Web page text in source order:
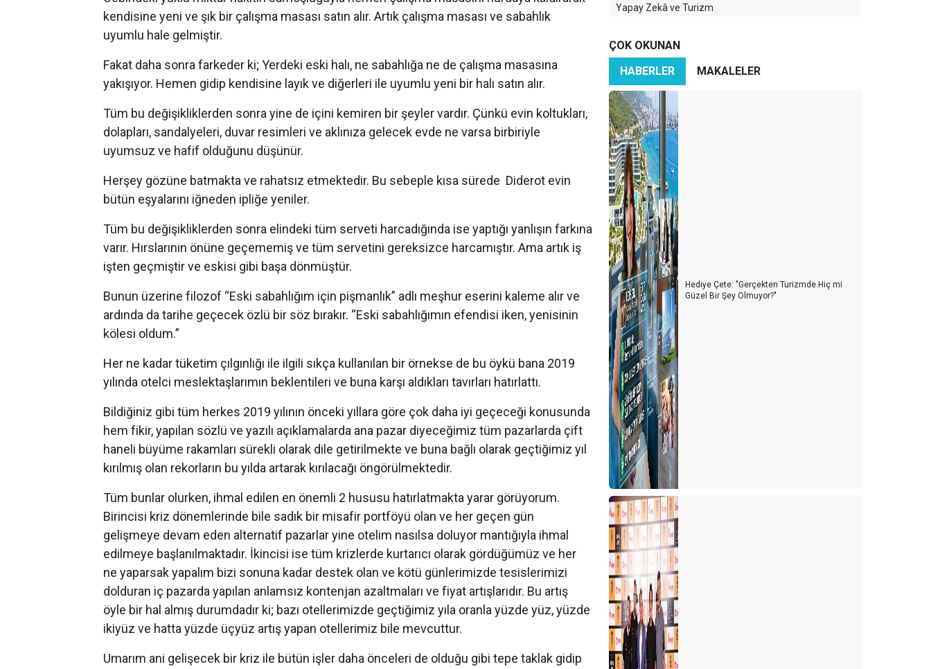
kendisine yeni ve şık bir çalışma masası satın alır. Artık çalışma masası ve sabahlık
uyumlu hale gelmiştir.
Fakat daha sonra farkeder ki; Yerdeki eski halı, ne sabahlığa ne de çalışma masasına
yakışıyor. Hemen gidip kendisine layık ve diğerleri ile uyumlu yeni bir halı satın alır.
Tüm bu değişikliklerden sonra yine de içini kemiren bir şeyler vardır. Çünkü evin koltukları,
dolapları, sandalyeleri, duvar resimleri ve aklınıza gelecek evde ne varsa birbiriyle
uyumsuz ve hafif olduğunu düşünür.
Herşey gözüne batmakta ve rahatsız etmektedir. Bu sebeple kısa sürede Diderot evin
bütün eşyalarını iğneden ipliğe yeniler.
Tüm bu değişikliklerden sonra elindeki tüm serveti harcadığında ise yaptığı yanlışın farkına
varır. Hırslarının önüne geçememiş ve tüm servetini gereksizce harcamıştır. Ama artık iş
işten geçmiştir ve eskisi gibi başa dönmüştür.
Bunun üzerine filozof “Eski sabahlığım için pişmanlık” adlı meşhur eserini kaleme alır ve
ardında da tarihe geçecek özlü bir söz bırakır. “Eski sabahlığımın efendisi iken, yenisinin
kölesi oldum.”
Her ne kadar tüketim çılgınlığı ile ilgili sıkça kullanılan bir örnekse de bu öykü bana 2019
yılında otelci meslektaşlarımın beklentileri ve buna karşı aldıkları tavırları hatırlattı.
Bildiğiniz gibi tüm herkes 2019 yılının önceki yıllara göre çok daha iyi geçeceği konusunda
hem fikir, yapılan sözlü ve yazılı açıklamalarda ana pazar diyeceğimiz tüm pazarlarda çift
haneli büyüme rakamları sürekli olarak dile getirilmekte ve buna bağlı olarak geçtiğimiz yıl
kırılmış olan rekorların bu yılda artarak kırılacağı öngörülmektedir.
Tüm bunlar olurken, ihmal edilen en önemli 2 hususu hatırlatmakta yarar görüyorum.
Birincisi kriz dönemlerinde bile sadık bir misafir portföyü olan ve her geçen gün
gelişmeye devam eden alternatif pazarlar yine otelim nasılsa doluyor mantığıyla ihmal
edilmeye başlanılmaktadır. İkincisi ise tüm krizlerde kurtarıcı olarak gördüğümüz ve her
ne yaparsak yapalım bizi sonuna kadar destek olan ve kötü günlerimizde tesislerimizi
dolduran iç pazarda yapılan anlamsız kontenjan azaltmaları ve fiyat artışlarıdır. Bu artış
öyle bir hal almış durumdadır ki; bazı otellerimizde geçtiğimiz yıla oranla yüzde yüz, yüzde
ikiyüz ve hatta yüzde üçyüz artış yapan otellerimiz bile mevcuttur.
Umarım ani gelişecek bir kriz ile bütün işler daha önceleri de olduğu gibi tepe taklak gidip
Yapay Zekâ ve Turizm
Bir Yaklaşım
OTELLERDE SÜRDÜRÜLEBİLİRLİK
Tarsus Turizm Çalıştayı
GORDION ANTİK KENTİ VE FRIG BAŞLIĞI
Yanan Ormanlar, Küresel Isınma ve İklim Değişikliği
Yeni bir turizm akımı: Tripster
ChatGPT ve KONAKLAMA SEKTÖRÜ
Yeni Sürdürülebilir Turizm Programı ve GSTC
Geliyor gelmekte olan ..!
DIGITOURISM
TURİZMİ BEKLEYEN BİR BAŞKA TEHLİKE
YA ÇARESİZSİNİZ, YA DA ÇARE SİZSİNİZ…
PERSONEL LOJMANI MI, MÜLTECİ KAMPI MI?
YAŞANAN PERSONEL SORUNU VE ÇÖZÜM ÖNERİLERİ
Türkiye'de bir ilk
TURİZM STRATEJİ VE ARAŞTIRMA MERKEZİ
(TURSAM)
YAKIN GELECEKTE BİZİ BEKLEYEN BÜYÜK TEHLİKE
TURİZM MESLEK YASASI
YENİ NORMAL, NÖROLİNK VEYA NÖROTATİL
SİNEK MİSİN ARI MI?
SALDA MI, MARS MI?kolay
Ne olacak şimdi?
ÇOK OKUNAN
HABERLER
MAKALELER
Hediye Çete: "Gerçekten Turizmde Hiç mi
Güzel Bir Şey Olmuyor?"